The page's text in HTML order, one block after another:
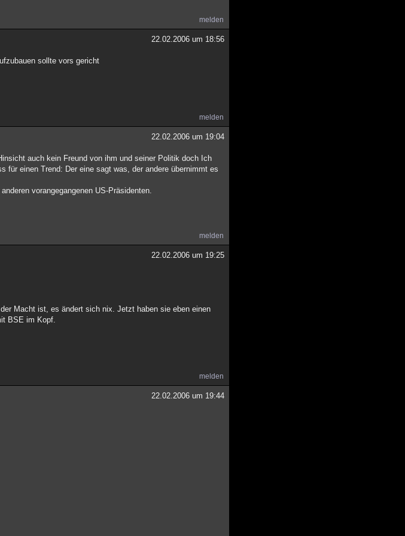
melden
22.02.2006 um 18:56
sollte vors gericht
melden
22.02.2006 um 19:04
auch kein Freund von ihm und seiner Politik doch Ich
für einen Trend: Der eine sagt was, der andere übernimmt es
vorangegangenen US-Präsidenten.
melden
22.02.2006 um 19:25
Macht ist, es ändert sich nix. Jetzt haben sie eben einen
BSE im Kopf.
melden
22.02.2006 um 19:44